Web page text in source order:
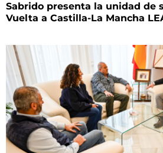
Sabrido presenta la unidad de
Vuelta a Castilla-La Mancha